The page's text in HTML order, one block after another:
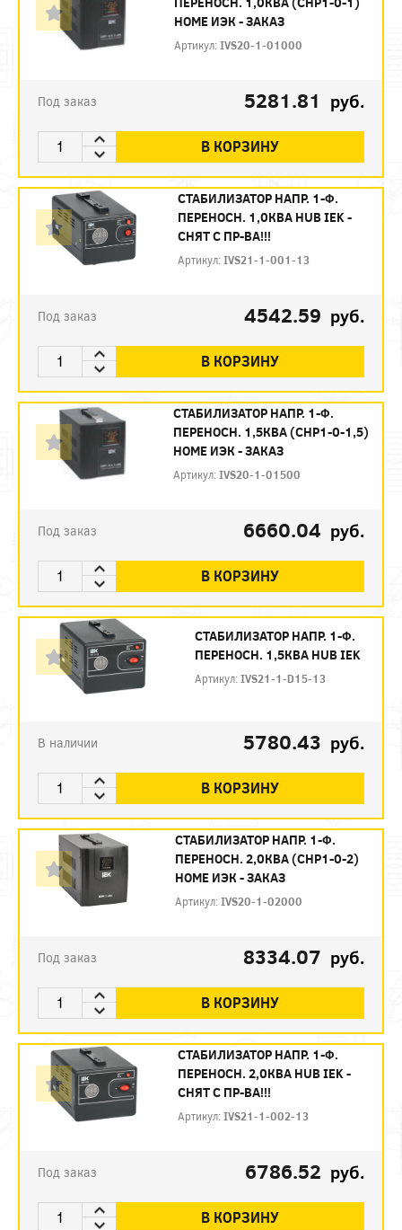
HOME ИЭК - ЗАКАЗ
Артикул:IVS20-1-01000
Под заказ 5281.81 руб.
В КОРЗИНУ
СТАБИЛИЗАТОР НАПР. 1-Ф.
ПЕРЕНОСН. 1,0КВА HUB IEK -
СНЯТ С ПР-ВА!!!
Артикул:IVS21-1-001-13
Под заказ 4542.59 руб.
В КОРЗИНУ
СТАБИЛИЗАТОР НАПР. 1-Ф.
ПЕРЕНОСН. 1,5КВA (СНР1-0-1,5)
HOME ИЭК - ЗАКАЗ
Артикул:IVS20-1-01500
Под заказ 6660.04 руб.
В КОРЗИНУ
СТАБИЛИЗАТОР НАПР. 1-Ф.
ПЕРЕНОСН. 1,5КВА HUB IEK
Артикул:IVS21-1-D15-13
В наличии 5780.43 руб.
В КОРЗИНУ
СТАБИЛИЗАТОР НАПР. 1-Ф.
ПЕРЕНОСН. 2,0КВA (СНР1-0-2)
HOME ИЭК - ЗАКАЗ
Артикул:IVS20-1-02000
Под заказ 8334.07 руб.
В КОРЗИНУ
СТАБИЛИЗАТОР НАПР. 1-Ф.
ПЕРЕНОСН. 2,0КВА HUB IEK -
СНЯТ С ПР-ВА!!!
Артикул:IVS21-1-002-13
Под заказ 6786.52 руб.
В КОРЗИНУ